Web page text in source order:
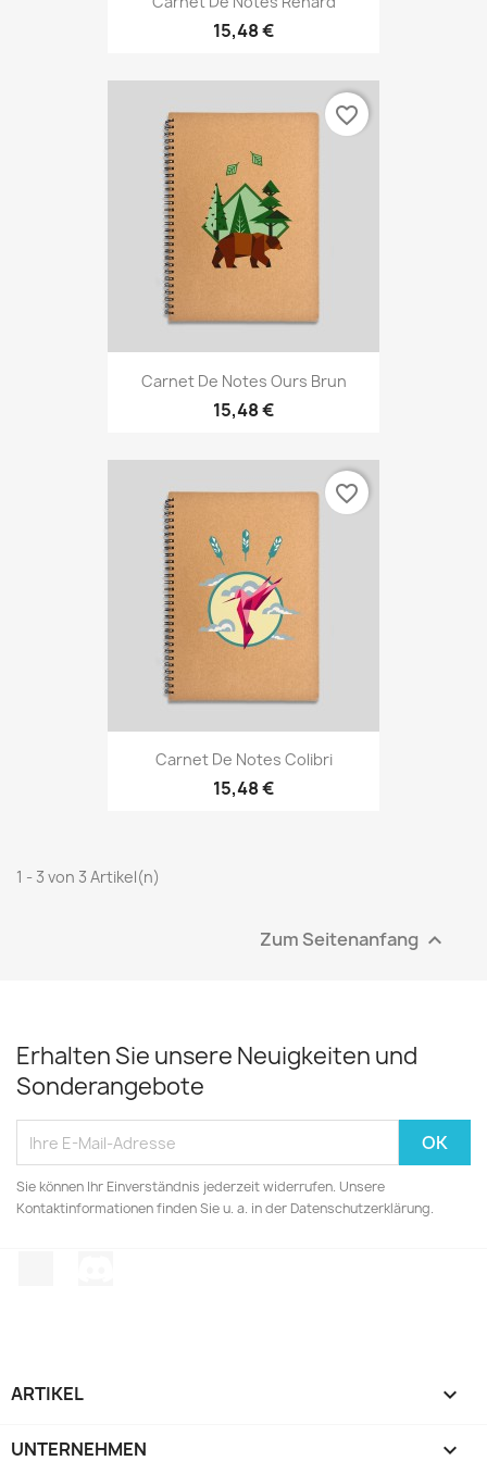
15,48 €
Carnet De Notes Ours Brun
15,48 €
favorite_border
Carnet De Notes Colibri
15,48 €
favorite_border
1 - 3 von 3 Artikel(n)
Zum Seitenanfang 
Erhalten Sie unsere Neuigkeiten und
Sonderangebote
Sie können Ihr Einverständnis jederzeit widerrufen. Unsere
Kontaktinformationen finden Sie u. a. in der Datenschutzerklärung.
ARTIKEL 
UNTERNEHMEN 